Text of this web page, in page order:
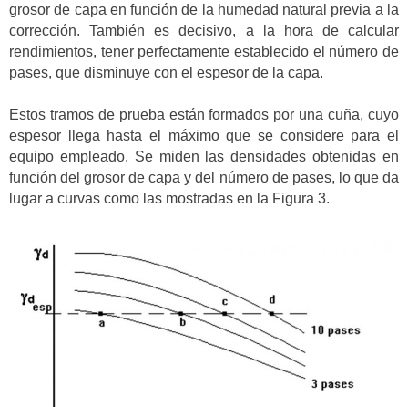
grosor de capa en función de la humedad natural previa a la
corrección. También es decisivo, a la hora de calcular
rendimientos, tener perfectamente establecido el número de
pases, que disminuye con el espesor de la capa.
Estos tramos de prueba están formados por una cuña, cuyo
espesor llega hasta el máximo que se considere para el
equipo empleado. Se miden las densidades obtenidas en
función del grosor de capa y del número de pases, lo que da
lugar a curvas como las mostradas en la Figura 3.